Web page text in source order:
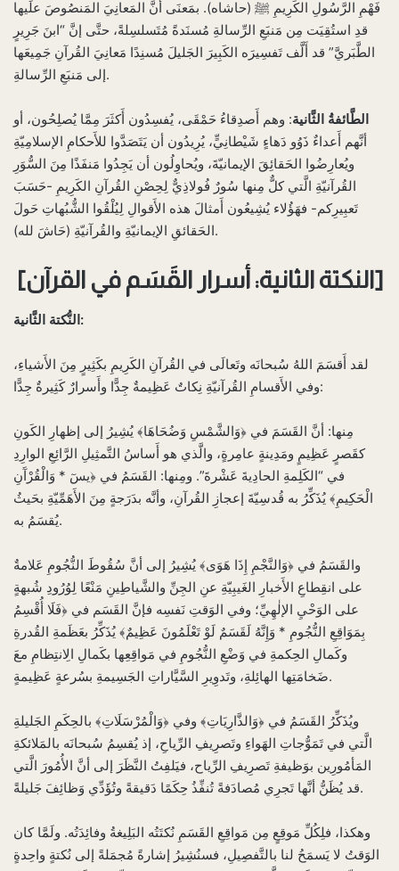
فَهْمِ الرَّسُولِ الكَرِيمِ ﷺ (حاشاه). بمَعنَى أنَّ المَعانِيَ المَنصُوصَ علَيها
قدِ استُقِيَت مِن مَنبَعِ الرِّسالةِ مُسنَدةً مُتَسلسِلةً، حتَّى إنَّ “ابنَ جَرِيرٍ
الطَّبَريَّ” قد أَلَّف تَفسِيرَه الكَبِيرَ الجَليلَ مُسنِدًا مَعانِيَ القُرآنِ جَمِيعَها
إلى مَنبَعِ الرِّسالةِ.
الطَّائفةُ الثَّانية: وهم أَصدِقاءُ حَمْقَى، يُفسِدُون أَكثَرَ مِمَّا يُصلِحُون، أو
أنَّهم أَعداءٌ ذَوُو دَهاءٍ شَيْطانِيٍّ، يُرِيدُون أن يَتَصَدَّوا للأَحكامِ الإسلامِيّةِ
ويُعارِضُوا الحَقائِقَ الإيمانيّةَ، ويُحاوِلُون أن يَجِدُوا مَنفَذًا مِنَ السُّوَرِ
القُرآنيّةِ الَّتي كلٌّ مِنها سُورٌ فُولاذِيٌّ لِحِصْنِ القُرآنِ الكَرِيمِ -حَسَبَ
تَعبِيرِكم- فهَؤُلاء يُشِيعُون أَمثالَ هذه الأَقوالِ لِيُلْقُوا الشُّبُهاتِ حَولَ
الحَقائقِ الإيمانيّةِ والقُرآنيّةِ (حَاشَ لله).
[النكتة الثانية: أسرار القَسَم في القرآن]
النُّكتة الثَّانية:
لقد أَقسَمَ اللهُ سُبحانَه وتَعالَى في القُرآنِ الكَرِيمِ بكَثِيرٍ مِنَ الأَشياءِ،
وفي الأَقسامِ القُرآنيّةِ نِكاتٌ عَظِيمةٌ جِدًّا وأَسرارٌ كَثِيرةٌ جِدًّا:
مِنها: أنَّ القَسَمَ في ﴿وَالشَّمْسِ وَضُحَاهَا﴾ يُشِيرُ إلى إظهارِ الكَونِ
كقَصرٍ عَظِيمٍ ومَدِينةٍ عامِرةٍ، والَّذي هو أَساسُ التَّمثِيلِ الرَّائِعِ الوارِدِ
في “الكَلِمةِ الحادِيةَ عَشْرةَ”. ومِنها: القَسَمُ في ﴿يسٓ * وَالْقُرْآَنِ
الْحَكِيمِ﴾ يُذَكِّرُ به قُدسِيّةَ إعجازِ القُرآنِ، وأنَّه بدَرَجةٍ مِنَ الأَهَمِّيّةِ بحَيثُ
يُقسَمُ به.
والقَسَمُ في ﴿وَالنَّجْمِ إِذَا هَوَى﴾ يُشِيرُ إلى أنَّ سُقُوطَ النُّجُومِ عَلامةٌ
على انقِطاعِ الأَخبارِ الغَيبِيّةِ عنِ الجِنِّ والشَّياطِينِ مَنْعًا لِوُرُودِ شُبهةٍ
على الوَحْيِ الإلٰهِيِّ؛ وفي الوَقتِ نَفسِه فإنَّ القَسَم في ﴿فَلَا أُقْسِمُ
بِمَوَاقِعِ النُّجُومِ * وَإِنَّهُ لَقَسَمٌ لَوْ تَعْلَمُونَ عَظِيمٌ﴾ يُذَكِّرُ بعَظَمةِ القُدرةِ
وكَمالِ الحِكمةِ في وَضْعِ النُّجُومِ في مَواقِعِها بكَمالِ الِانتِظامِ معَ
ضَخامَتِها الهائِلةِ، وتَدوِيرِ السَّيَّاراتِ الجَسِيمةِ بسُرعةٍ عَظِيمةٍ.
ويُذَكِّرُ القَسَمُ في ﴿وَالذَّارِيَاتِ﴾ وفي ﴿وَالْمُرْسَلَاتِ﴾ بالحِكَمِ الجَليلةِ
الَّتي في تَمَوُّجاتِ الهَواءِ وتَصرِيفِ الرِّياحِ، إذ يُقسِمُ سُبحانَه بالمَلائكةِ
المَأمُورِين بوَظيفةِ تَصرِيفِ الرِّياح، فيَلفِتُ النَّظَرَ إلى أنَّ الأُمُورَ الَّتي
قد يُظَنُّ أنَّها تَجرِي مُصادَفةً تُنفِّذُ حِكَمًا دَقيقةً وتُؤَدِّي وَظائِفَ جَليلةً.
وهكذا، فلِكُلِّ مَوقِعٍ مِن مَواقِعِ القَسَمِ نُكتَتُه البَلِيغةُ وفائِدَتُه. ولَمَّا كان
الوَقتُ لا يَسمَحُ لنا بالتَّفصِيلِ، فسنُشِيرُ إشارةً مُجمَلةً إلى نُكتةٍ واحِدةٍ